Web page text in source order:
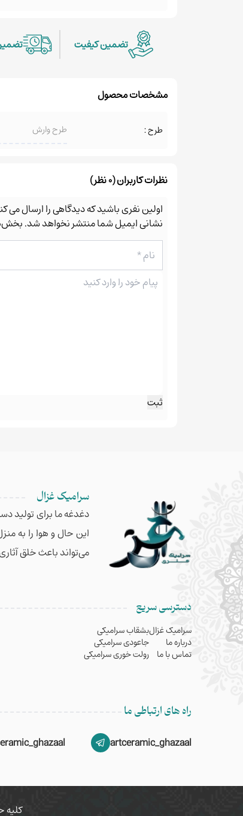
تضمین کیفیت
مشخصات محصول
طرح : طرح وارش
نظرات کاربران (0 نظر)
اولین نفری باشید که دیدگاهی را ارسال
نشانی ایمیل شما منتشر نخواهد شد.
سرامیک غزال
دغدغه ما برای تولید
این حال و هوا را به
می‌تواند باعث خلق
دسترسی سریع
سرامیک غزال
درباره ما
تماس با ما
بشقاب سرامیکی
جاعودی سرامیکی
رولت خوری سرامیکی
راه های ارتباطی ما
artceramic_ghazaal